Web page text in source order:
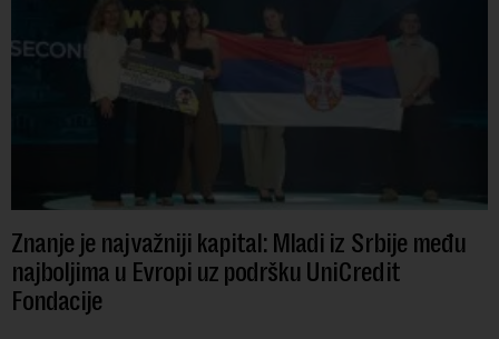
Znanje je najvažniji kapital: Mladi iz Srbije među
najboljima u Evropi uz podršku UniCredit
Fondacije